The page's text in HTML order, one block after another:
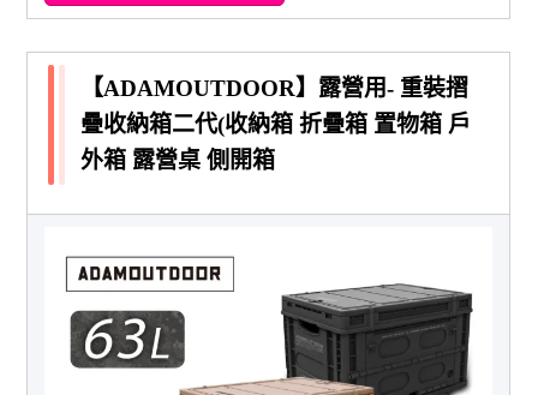
【ADAMOUTDOOR】露營用- 重裝摺
疊收納箱二代(收納箱 折疊箱 置物箱 戶
外箱 露營桌 側開箱